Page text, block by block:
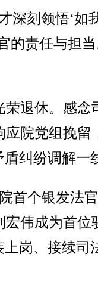
刻领悟‘如
的责任与担
退休。感念
应院党组挽留
盾纠纷调解一
个银发法
宏伟成为首位
上岗、接续司